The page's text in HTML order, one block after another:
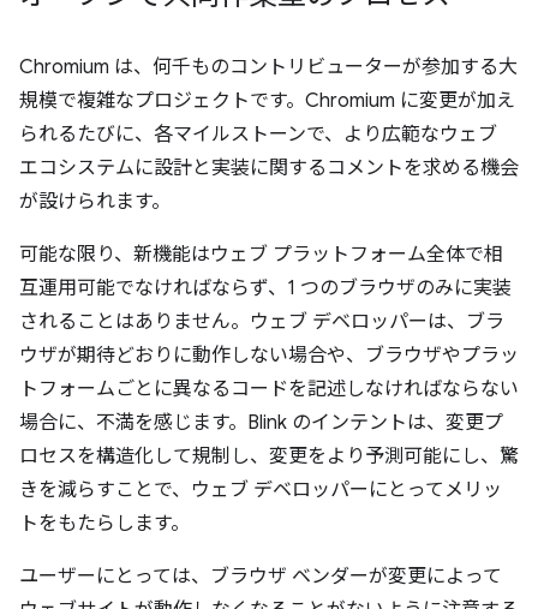
Chromium は、何千ものコントリビューターが参加する大
規模で複雑なプロジェクトです。Chromium に変更が加え
られるたびに、各マイルストーンで、より広範なウェブ
エコシステムに設計と実装に関するコメントを求める機会
が設けられます。
可能な限り、新機能はウェブ プラットフォーム全体で相
互運用可能でなければならず、1 つのブラウザのみに実装
されることはありません。ウェブ デベロッパーは、ブラ
ウザが期待どおりに動作しない場合や、ブラウザやプラッ
トフォームごとに異なるコードを記述しなければならない
場合に、不満を感じます。Blink のインテントは、変更プ
ロセスを構造化して規制し、変更をより予測可能にし、驚
きを減らすことで、ウェブ デベロッパーにとってメリッ
トをもたらします。
ユーザーにとっては、ブラウザ ベンダーが変更によって